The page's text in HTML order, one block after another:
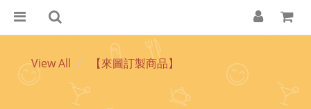
View All 【來圖訂製商品】